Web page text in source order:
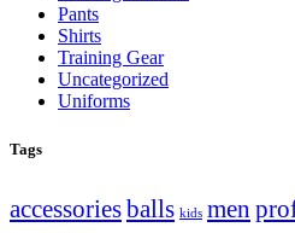
Pants
Shirts
Training Gear
Uncategorized
Uniforms
Tags
accessoriesballs kids men